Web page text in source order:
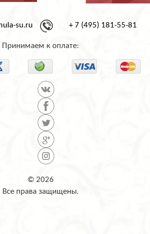
su.ru + 7 (495) 181-55-81
Принимаем к оплате:
© 2026
Все права защищены.